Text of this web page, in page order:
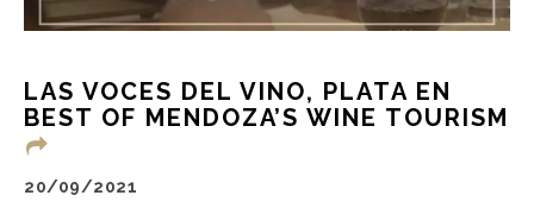
LAS VOCES DEL VINO, PLATA EN
BEST OF MENDOZA’S WINE TOURISM
20/09/2021